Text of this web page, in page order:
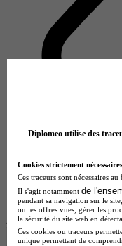
Lycée GT
Voir l’établissement
Afficher plus de résultats
Diplomeo utilise des
Cookies strictement nécessaires
Ces traceurs sont nécessaires
Il s'agit notamment de
pendant sa navigation sur le
ou les offres vues, gérer les
la sécurité du site web en
Ces cookies ou traceurs
unique permettant de